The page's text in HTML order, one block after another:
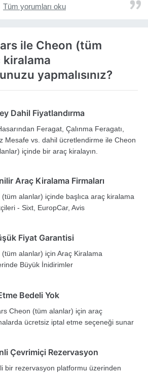
Tüm yorumları oku
ile Cheon (tüm
kiralama
yapmalısınız?
Dahil Fiyatlandırma
Feragat, Çalınma Feragatı,
Mesafe vs. dahil ücretlendirme ile Cheon
içinde bir araç kiralayın.
Araç Kiralama Firmaları
(tüm alanlar) içinde başlıca araç kiralama
- Sixt, EuropCar, Avis
Fiyat Garantisi
(tüm alanlar) için Araç Kiralama
Büyük İnidirimler
Bedeli Yok
Cheon (tüm alanlar) için araç
ücretsiz iptal etme seçeneği sunar
Çevrimiçi Rezervasyon
bir rezervasyon platformu üzerinden